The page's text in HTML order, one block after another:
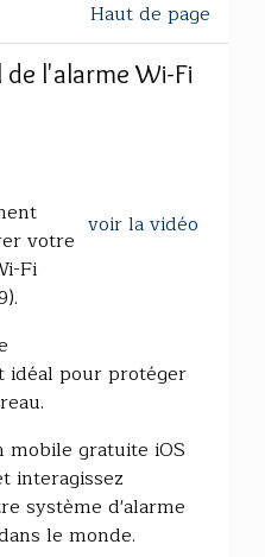
Haut de page
l'alarme Wi-Fi
voir la vidéo
votre
Fi
idéal pour protéger
mobile gratuite iOS
interagissez
système d'alarme
le monde.